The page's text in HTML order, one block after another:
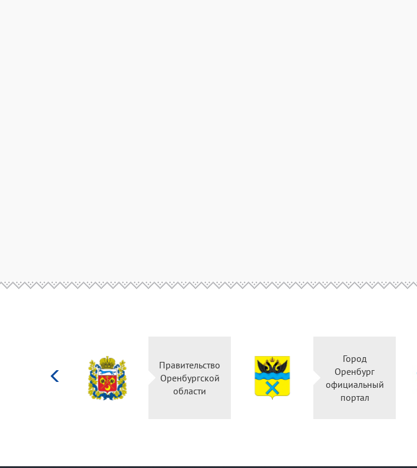
Правительство
Оренбургской
области
Город
Оренбург
официальный
портал